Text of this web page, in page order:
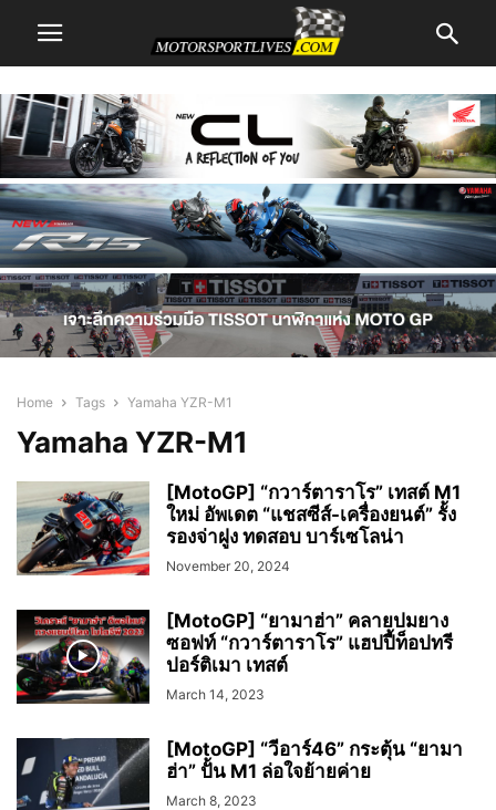
Home Tags Yamaha YZR-M1
Yamaha YZR-M1
[MotoGP] “กวาร์ตาราโร” เทสต์ M1
ใหม่ อัพเดต “แชสซีส์-เครื่องยนต์” รั้ง
รองจ่าฝูง ทดสอบ บาร์เซโลน่า
November 20, 2024
[MotoGP] “ยามาฮ่า” คลายปมยาง
ซอฟท์ “กวาร์ตาราโร” แฮปปี้ท็อปทรี
ปอร์ติเมา เทสต์
March 14, 2023
[MotoGP] “วีอาร์46” กระตุ้น “ยามา
ฮ่า” ปั้น M1 ล่อใจย้ายค่าย
March 8, 2023